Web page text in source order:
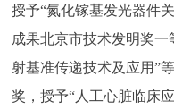
DEUTSCH
ESPAÑOL
授予“氮化镓基发光器件
成果北京市技术发明奖
射基准传递技术及应用”
奖，授予“人工心脏临床